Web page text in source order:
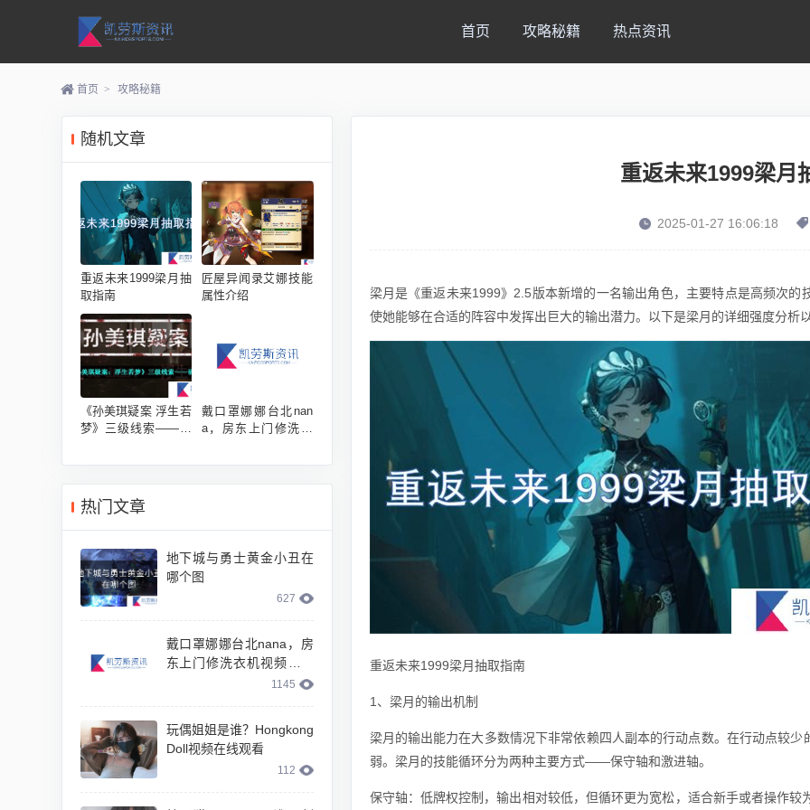
首页 攻略秘籍 热点资讯
首页 > 攻略秘籍
随机文章
重返未来1999梁月抽
取指南
匠屋异闻录艾娜技能
属性介绍
《孙美琪疑案 浮生若
梦》三级线索——研
戴口罩娜娜台北nan
a，房东上门修洗衣
热门文章
地下城与勇士黄金小丑在
哪个图
627
戴口罩娜娜台北nana，房
东上门修洗衣机视频是什
1145
玩偶姐姐是谁？Hongkong
Doll视频在线观看
112
重返未来1999梁月
2025-01-27 16:06:18
梁月是《重返未来1999》2.5版本新增的一名输出角色，主要特点是高频次
使她能够在合适的阵容中发挥出巨大的输出潜力。以下是梁月的详细强度分析
重返未来1999梁月抽取指南
1、梁月的输出机制
梁月的输出能力在大多数情况下非常依赖四人副本的行动点数。在行动点较
弱。梁月的技能循环分为两种主要方式——保守轴和激进轴。
保守轴：低牌权控制，输出相对较低，但循环更为宽松，适合新手或者操作